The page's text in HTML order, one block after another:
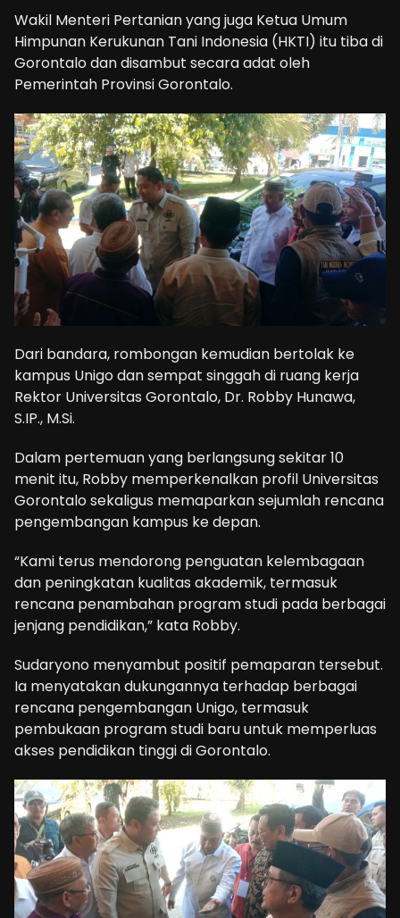
Wakil Menteri Pertanian yang juga Ketua Umum
Himpunan Kerukunan Tani Indonesia (HKTI) itu tiba di
Gorontalo dan disambut secara adat oleh
Pemerintah Provinsi Gorontalo.
Dari bandara, rombongan kemudian bertolak ke
kampus Unigo dan sempat singgah di ruang kerja
Rektor Universitas Gorontalo, Dr. Robby Hunawa,
S.IP., M.Si.
Dalam pertemuan yang berlangsung sekitar 10
menit itu, Robby memperkenalkan profil Universitas
Gorontalo sekaligus memaparkan sejumlah rencana
pengembangan kampus ke depan.
“Kami terus mendorong penguatan kelembagaan
dan peningkatan kualitas akademik, termasuk
rencana penambahan program studi pada berbagai
jenjang pendidikan,” kata Robby.
Sudaryono menyambut positif pemaparan tersebut.
Ia menyatakan dukungannya terhadap berbagai
rencana pengembangan Unigo, termasuk
pembukaan program studi baru untuk memperluas
akses pendidikan tinggi di Gorontalo.